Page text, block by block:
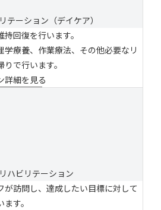
テーション（デイケア）
回復を行います。
学療養、作業療法、その他必要なリ
で行います。
詳細を見る
ハビリテーション
が訪問し、達成したい目標に対して
す。